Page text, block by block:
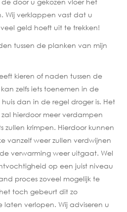
Wij verklappen vast dat u
geld hoeft uit te trekken!
tussen de planken van mijn
kieren of naden tussen de
zelfs iets toenemen in de
dan in de regel droger is. Het
hierdoor meer verdampen
krimpen. Hierdoor kunnen
vanzelf weer zullen verdwijnen
verwarming weer uitgaat. Wel
op een juist niveau
proces zoveel mogelijk te
toch gebeurt dit zo
verlopen. Wij adviseren u